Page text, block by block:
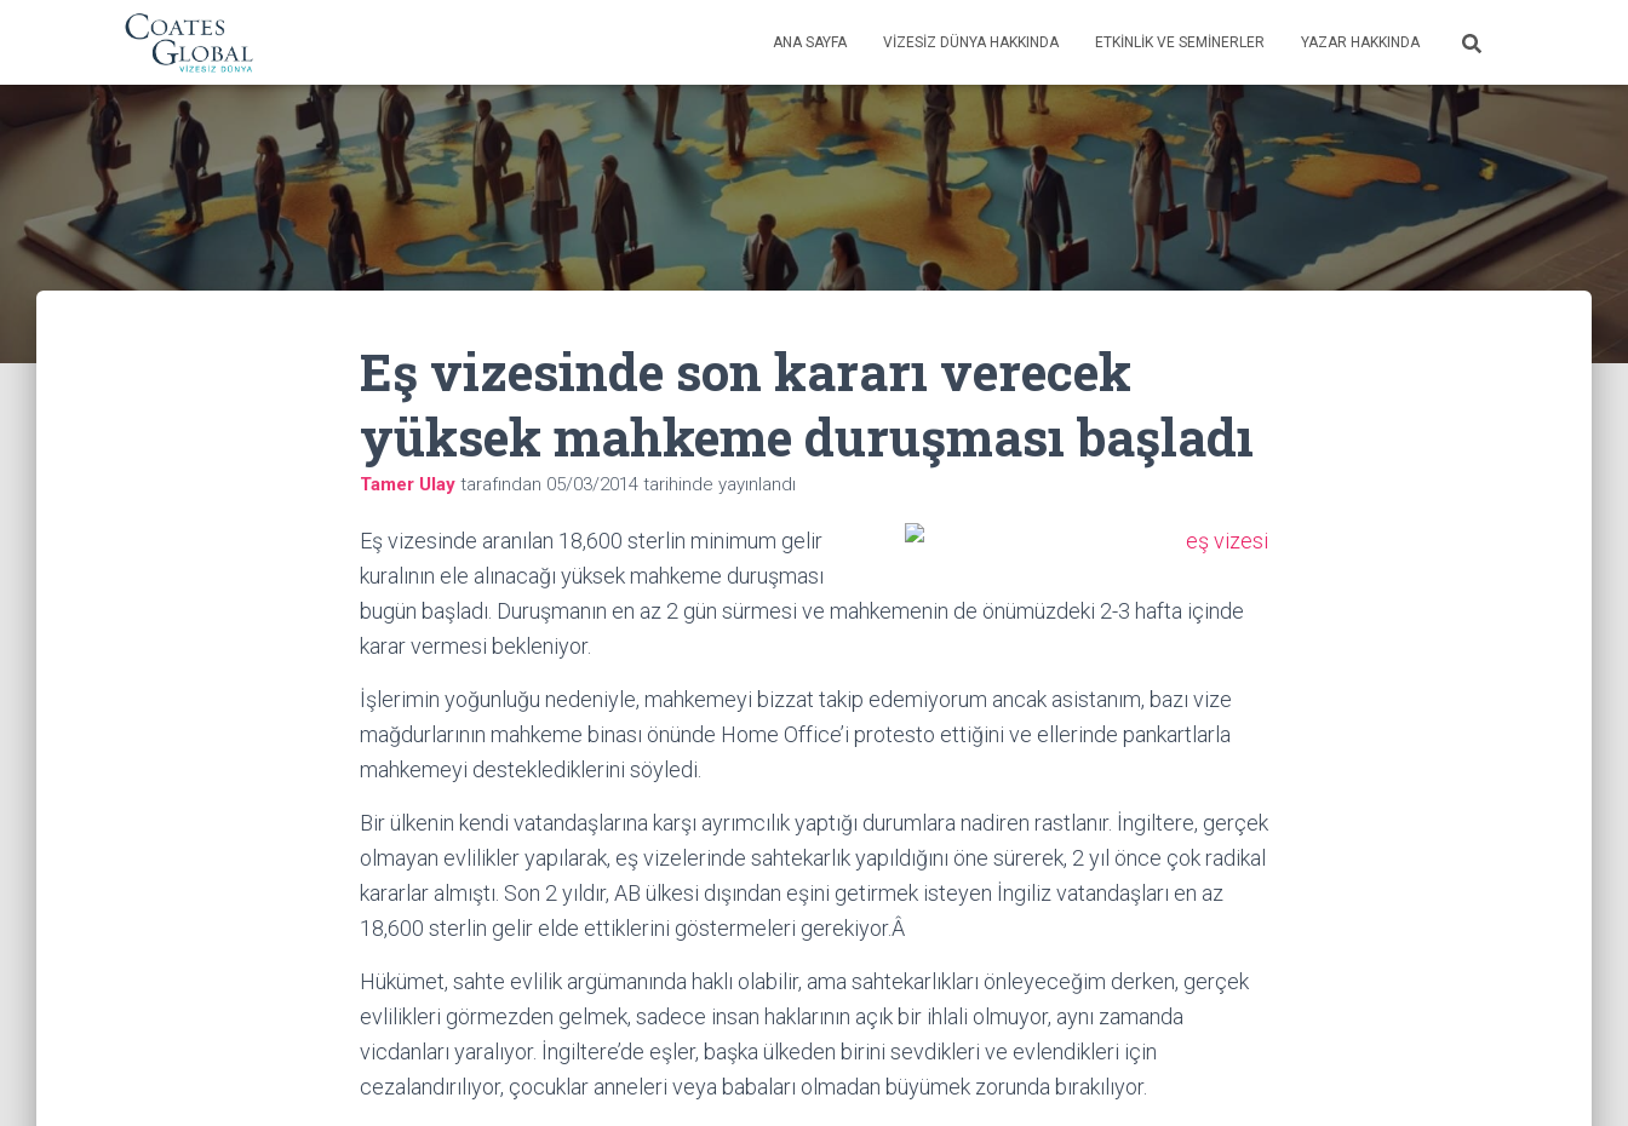
ANA SAYFA VIZESIZ DÜNYA HAKKINDA ETKINLIK VE SEMINERLER YAZAR HAKKINDA
Eş vizesinde son kararı verecek
yüksek mahkeme duruşması başladı
Tamer Ulay tarafından 05/03/2014 tarihinde yayınlandı
Eş vizesinde aranılan 18,600 sterlin minimum gelir
kuralının ele alınacağı yüksek mahkeme duruşması
bugün başladı. Duruşmanın en az 2 gün sürmesi ve mahkemenin de önümüzdeki 2-3 hafta içinde
karar vermesi bekleniyor.
İşlerimin yoğunluğu nedeniyle, mahkemeyi bizzat takip edemiyorum ancak asistanım, bazı vize
mağdurlarının mahkeme binası önünde Home Office’i protesto ettiğini ve ellerinde pankartlarla
mahkemeyi desteklediklerini söyledi.
Bir ülkenin kendi vatandaşlarına karşı ayrımcılık yaptığı durumlara nadiren rastlanır. İngiltere, gerçek
olmayan evlilikler yapılarak, eş vizelerinde sahtekarlık yapıldığını öne sürerek, 2 yıl önce çok radikal
kararlar almıştı. Son 2 yıldır, AB ülkesi dışından eşini getirmek isteyen İngiliz vatandaşları en az
18,600 sterlin gelir elde ettiklerini göstermeleri gerekiyor.Â
Hükümet, sahte evlilik argümanında haklı olabilir, ama sahtekarlıkları önleyeceğim derken, gerçek
evlilikleri görmezden gelmek, sadece insan haklarının açık bir ihlali olmuyor, aynı zamanda
vicdanları yaralıyor. İngiltere’de eşler, başka ülkeden birini sevdikleri ve evlendikleri için
cezalandırılıyor, çocuklar anneleri veya babaları olmadan büyümek zorunda bırakılıyor.